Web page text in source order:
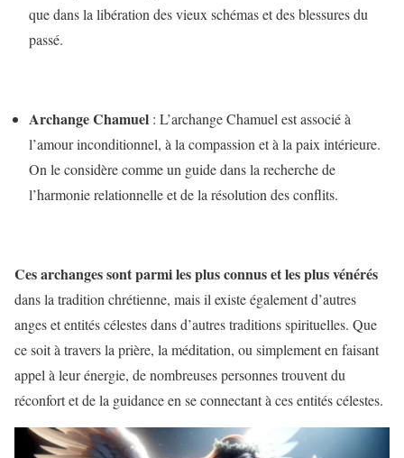
que dans la libération des vieux schémas et des blessures du
passé.
Archange Chamuel : L’archange Chamuel est associé à
l’amour inconditionnel, à la compassion et à la paix intérieure.
On le considère comme un guide dans la recherche de
l’harmonie relationnelle et de la résolution des conflits.
Ces archanges sont parmi les plus connus et les plus vénérés
dans la tradition chrétienne, mais il existe également d’autres
anges et entités célestes dans d’autres traditions spirituelles. Que
ce soit à travers la prière, la méditation, ou simplement en faisant
appel à leur énergie, de nombreuses personnes trouvent du
réconfort et de la guidance en se connectant à ces entités célestes.